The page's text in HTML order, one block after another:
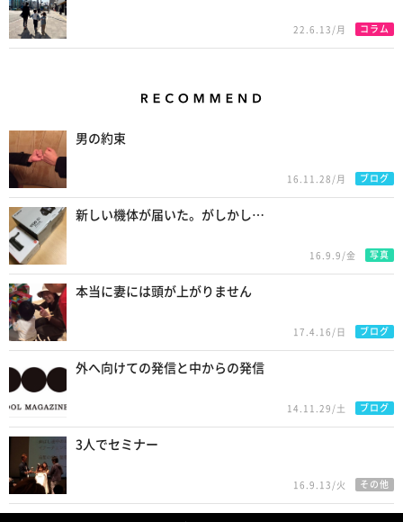
22.6.13/月 コラム
男の約束
16.11.28/月 ブログ
新しい機体が届いた。がしかし…
16.9.9/金 写真
本当に妻には頭が上がりません
17.4.16/日 ブログ
外へ向けての発信と中からの発信
14.11.29/土 ブログ
3人でセミナー
16.9.13/火 その他